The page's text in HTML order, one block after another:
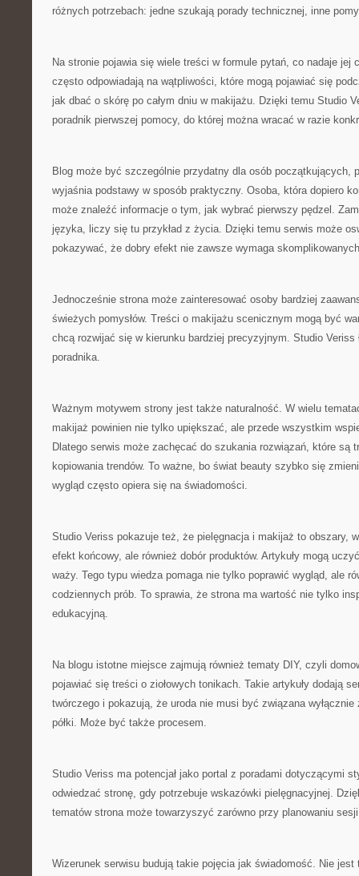
różnych potrzebach: jedne szukają porady technicznej, inne
Na stronie pojawia się wiele treści w formule pytań, co nadaje jej
często odpowiadają na wątpliwości, które mogą pojawiać się
jak dbać o skórę po całym dniu w makijażu. Dzięki temu Studio
poradnik pierwszej pomocy, do której można wracać w razie
Blog może być szczególnie przydatny dla osób początkujących,
wyjaśnia podstawy w sposób praktyczny. Osoba, która dopiero
może znaleźć informacje o tym, jak wybrać pierwszy pędzel.
języka, liczy się tu przykład z życia. Dzięki temu serwis może
pokazywać, że dobry efekt nie zawsze wymaga
Jednocześnie strona może zainteresować osoby bardziej
świeżych pomysłów. Treści o makijażu scenicznym mogą być
chcą rozwijać się w kierunku bardziej precyzyjnym. Studio Veriss
poradnika.
Ważnym motywem strony jest także naturalność. W wielu
makijaż powinien nie tylko upiększać, ale przede wszystkim
Dlatego serwis może zachęcać do szukania rozwiązań, które są
kopiowania trendów. To ważne, bo świat beauty szybko się
wygląd często opiera się na świadomości.
Studio Veriss pokazuje też, że pielęgnacja i makijaż to obszary,
efekt końcowy, ale również dobór produktów. Artykuły mogą
waży. Tego typu wiedza pomaga nie tylko poprawić wygląd, ale
codziennych prób. To sprawia, że strona ma wartość nie tylko
edukacyjną.
Na blogu istotne miejsce zajmują również tematy DIY, czyli
pojawiać się treści o ziołowych tonikach. Takie artykuły dodają
twórczego i pokazują, że uroda nie musi być związana
półki. Może być także procesem.
Studio Veriss ma potencjał jako portal z poradami dotyczącymi
odwiedzać stronę, gdy potrzebuje wskazówki pielęgnacyjnej.
tematów strona może towarzyszyć zarówno przy planowaniu
Wizerunek serwisu budują takie pojęcia jak świadomość. Nie jest